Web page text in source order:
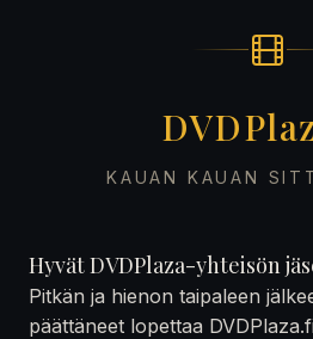
KAUAN KAUAN
Hyvät DVDPlaza-yhteisön
Pitkän ja hienon taipaleen
päättäneet lopettaa